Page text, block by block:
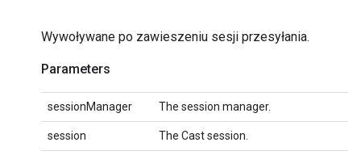
Wywoływane po zawieszeniu sesji przesyłania.
Parameters
sessionManager The session manager.
session The Cast session.